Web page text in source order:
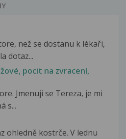
než se dostanu k lékaři,
dotaz...
pocit na zvracení,
Jmenuji se Tereza, je mi
s...
ohledně kostrče. V lednu